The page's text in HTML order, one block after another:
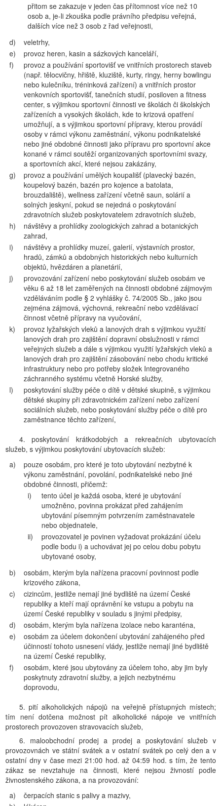
přitom se zakazuje v jeden čas přítomnost více než 10
osob a, je-li zkouška podle právního předpisu veřejná,
dalších více než 3 osob z řad veřejnosti,
d)
veletrhy,
e)
provoz heren, kasin a sázkových kanceláří,
f)
provoz a používání sportovišť ve vnitřních prostorech staveb
(např. tělocvičny, hřiště, kluziště, kurty, ringy, herny bowlingu
nebo kulečníku, tréninková zařízení) a vnitřních prostor
venkovních sportovišť, tanečních studií, posiloven a fitness
center, s výjimkou sportovní činnosti ve školách či školských
zařízeních a vysokých školách, kde to krizová opatření
umožňují, a s výjimkou sportovní přípravy, kterou provádí
osoby v rámci výkonu zaměstnání, výkonu podnikatelské
nebo jiné obdobné činnosti jako přípravu pro sportovní akce
konané v rámci soutěží organizovaných sportovními svazy,
a sportovních akcí, které nejsou zakázány,
g)
provoz a používání umělých koupališť (plavecký bazén,
koupelový bazén, bazén pro kojence a batolata,
brouzdaliště), wellness zařízení včetně saun, solárií a
solných jeskyní, pokud se nejedná o poskytování
zdravotních služeb poskytovatelem zdravotních služeb,
h)
návštěvy a prohlídky zoologických zahrad a botanických
zahrad,
i)
návštěvy a prohlídky muzeí, galerií, výstavních prostor,
hradů, zámků a obdobných historických nebo kulturních
objektů, hvězdáren a planetárií,
j)
provozování zařízení nebo poskytování služeb osobám ve
věku 6 až 18 let zaměřených na činnosti obdobné zájmovým
vzděláváním podle § 2 vyhlášky č. 74/2005 Sb., jako jsou
zejména zájmová, výchovná, rekreační nebo vzdělávací
činnost včetně přípravy na vyučování,
k)
provoz lyžařských vleků a lanových drah s výjimkou využití
lanových drah pro zajištění dopravní obslužnosti v rámci
veřejných služeb a dále s výjimkou využití lyžařských vleků a
lanových drah pro zajištění zásobování nebo chodu kritické
infrastruktury nebo pro potřeby složek Integrovaného
záchranného systému včetně Horské služby,
l)
poskytování služby péče o dítě v dětské skupině, s výjimkou
dětské skupiny při zdravotnickém zařízení nebo zařízení
sociálních služeb, nebo poskytování služby péče o dítě pro
zaměstnance těchto zařízení,
4. poskytování krátkodobých a rekreačních ubytovacích
služeb, s výjimkou poskytování ubytovacích služeb:
a)
pouze osobám, pro které je toto ubytování nezbytné k
výkonu zaměstnání, povolání, podnikatelské nebo jiné
obdobné činnosti, přičemž:
i)
tento účel je každá osoba, které je ubytování
umožněno, povinna prokázat před zahájením
ubytování písemným potvrzením zaměstnavatele
nebo objednatele,
ii)
provozovatel je povinen vyžadovat prokázání účelu
podle bodu i) a uchovávat jej po celou dobu pobytu
ubytované osoby,
b)
osobám, kterým byla nařízena pracovní povinnost podle
krizového zákona,
c)
cizincům, jestliže nemají jiné bydliště na území České
republiky a kteří mají oprávnění ke vstupu a pobytu na
území České republiky v souladu s jinými předpisy,
d)
osobám, kterým byla nařízena izolace nebo karanténa,
e)
osobám za účelem dokončení ubytování zahájeného před
účinností tohoto usnesení vlády, jestliže nemají jiné bydliště
na území České republiky,
f)
osobám, které jsou ubytovány za účelem toho, aby jim byly
poskytnuty zdravotní služby, a jejich nezbytnému
doprovodu,
5. pití alkoholických nápojů na veřejně přístupných místech;
tím není dotčena možnost pít alkoholické nápoje ve vnitřních
prostorech provozoven stravovacích služeb,
6. maloobchodní prodej a prodej a poskytování služeb v
provozovnách ve státní svátek a v ostatní svátek po celý den a v
ostatní dny v čase mezi 21:00 hod. až 04:59 hod. s tím, že tento
zákaz se nevztahuje na činnosti, které nejsou živností podle
živnostenského zákona, a na provozování:
a)
čerpacích stanic s palivy a mazivy,